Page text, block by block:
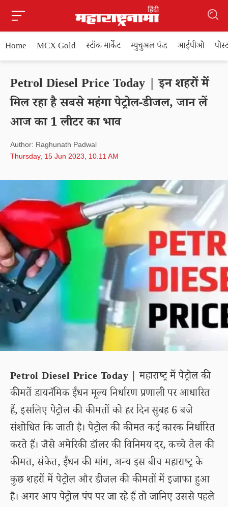
Home MCX Gold स्टॉक मार्केट म्युचुअल फंड आईपीओ
Petrol Diesel Price Today | इन शहरों में
मिल रहा है सबसे महंगा पेट्रोल-डीजल, जान लें
आज का 1 लीटर का भाव
Author: Raghunath Padwal
Thursday, 15 Jun 2023, 10.11 AM
Petrol Diesel Price Today | महाराष्ट्र में पेट्रोल की
कीमतें डायनॅमिक ईंधन मूल्य निर्धारण प्रणाली पर आधारित
हैं, इसलिए पेट्रोल की कीमतों को हर दिन सुबह 6 बजे
संशोधित कि जाती है। पेट्रोल की कीमत कई कारक निर्धारित
करते हैं। जैसे अमेरिकी डॉलर की विनिमय दर, कच्चे तेल की
कीमत, संकेत, ईंधन की मांग, अन्य इस बीच महाराष्ट्र के
कुछ शहरों में पेट्रोल और डीजल की कीमतों में इजाफा हुआ
है। अगर आप पेट्रोल पंप पर जा रहे हैं तो जानिए उससे पहले